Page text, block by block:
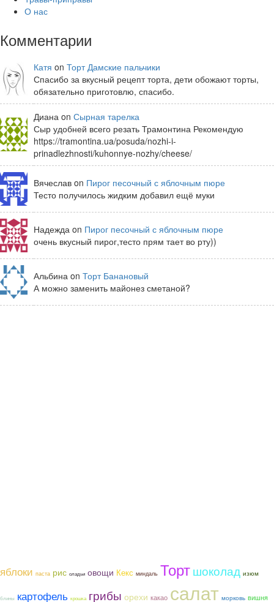
О нас
Комментарии
Катя on Торт Дамские пальчики
Спасибо за вкусный рецепт торта, дети обожают торты,
обязательно приготовлю, спасибо.
Диана on Сырная тарелка
Сыр удобней всего резать Трамонтина Рекомендую
https://tramontina.ua/posuda/nozhi-i-
prinadlezhnosti/kuhonnye-nozhy/cheese/
Вячеслав on Пирог песочный с яблочным пюре
Тесто получилось жидким добавил ещё муки
Надежда on Пирог песочный с яблочным пюре
очень вкусный пирог,тесто прям тает во рту))
Альбина on Торт Банановый
А можно заменить майонез сметаной?
яблоки паста рис оладьи овощи Кекс миндаль Тортшоколад изюм
блины картофель крошка грибы орехи какао салат морковь вишня